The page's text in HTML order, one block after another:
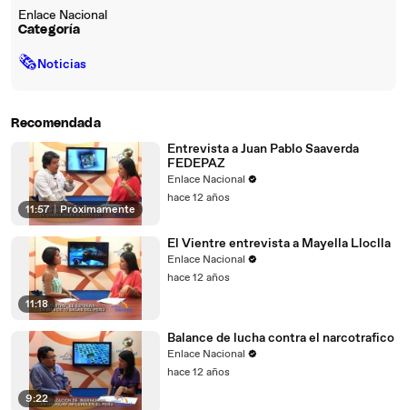
Enlace Nacional
Categoría
🗞Noticias
Recomendada
11:57 | Próximamente
Entrevista a Juan Pablo Saaverda
FEDEPAZ
Enlace Nacional
hace 12 años
11:18
El Vientre entrevista a Mayella Lloclla
Enlace Nacional
hace 12 años
9:22
Balance de lucha contra el narcotrafico
Enlace Nacional
hace 12 años